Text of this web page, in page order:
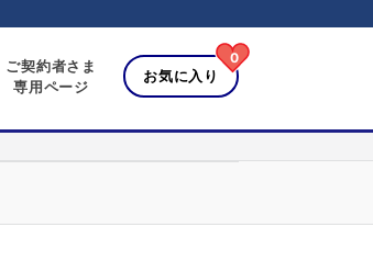
ご契約者さま
専用ページ
お気に入り
0